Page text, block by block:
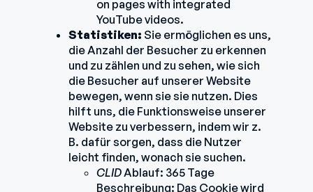
on pages with integrated
YouTube videos.
Statistiken: Sie ermöglichen es uns,
die Anzahl der Besucher zu erkennen
und zu zählen und zu sehen, wie sich
die Besucher auf unserer Website
bewegen, wenn sie sie nutzen. Dies
hilft uns, die Funktionsweise unserer
Website zu verbessern, indem wir z.
B. dafür sorgen, dass die Nutzer
leicht finden, wonach sie suchen.
CLIDAblauf: 365 Tage
Beschreibung: Das Cookie wird